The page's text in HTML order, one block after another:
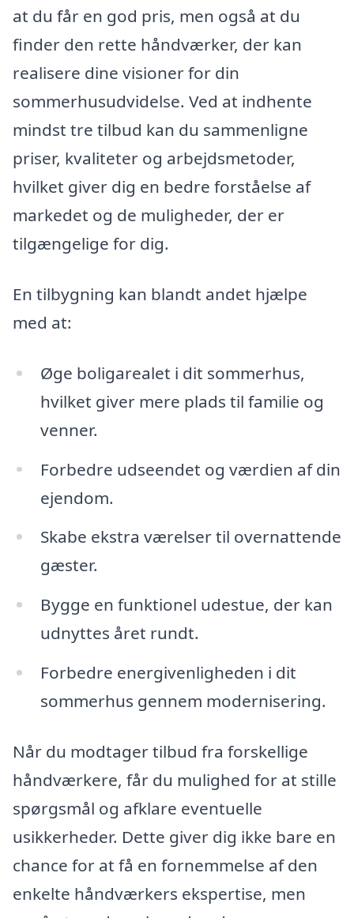
at du får en god pris, men også at du
finder den rette håndværker, der kan
realisere dine visioner for din
sommerhusudvidelse. Ved at indhente
mindst tre tilbud kan du sammenligne
priser, kvaliteter og arbejdsmetoder,
hvilket giver dig en bedre forståelse af
markedet og de muligheder, der er
tilgængelige for dig.
En tilbygning kan blandt andet hjælpe
med at:
Øge boligarealet i dit sommerhus,
hvilket giver mere plads til familie og
venner.
Forbedre udseendet og værdien af din
ejendom.
Skabe ekstra værelser til overnattende
gæster.
Bygge en funktionel udestue, der kan
udnyttes året rundt.
Forbedre energivenligheden i dit
sommerhus gennem modernisering.
Når du modtager tilbud fra forskellige
håndværkere, får du mulighed for at stille
spørgsmål og afklare eventuelle
usikkerheder. Dette giver dig ikke bare en
chance for at få en fornemmelse af den
enkelte håndværkers ekspertise, men